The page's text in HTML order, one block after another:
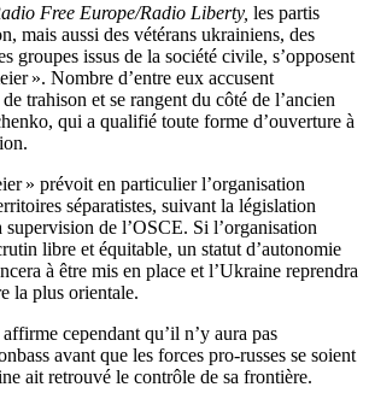
Free Europe/Radio Liberty, les partis
mais aussi des vétérans ukrainiens, des
groupes issus de la société civile, s’opposent
». Nombre d’entre eux accusent
trahison et se rangent du côté de l’ancien
qui a qualifié toute forme d’ouverture à
» prévoit en particulier l’organisation
séparatistes, suivant la législation
supervision de l’OSCE. Si l’organisation
libre et équitable, un statut d’autonomie
à être mis en place et l’Ukraine reprendra
la plus orientale.
cependant qu’il n’y aura pas
avant que les forces pro-russes se soient
ait retrouvé le contrôle de sa frontière.